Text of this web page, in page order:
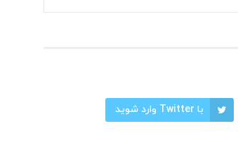
با Twitter وارد شوید